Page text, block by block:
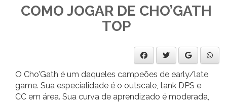
COMO JOGAR DE CHO’GATH
TOP
O Cho’Gath é um daqueles campeões de early/late
game. Sua especialidade é o outscale, tank DPS e
CC em área. Sua curva de aprendizado é moderada,